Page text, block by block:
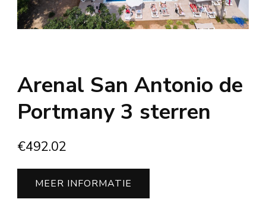
Arenal San Antonio de
Portmany 3 sterren
€492.02
MEER INFORMATIE